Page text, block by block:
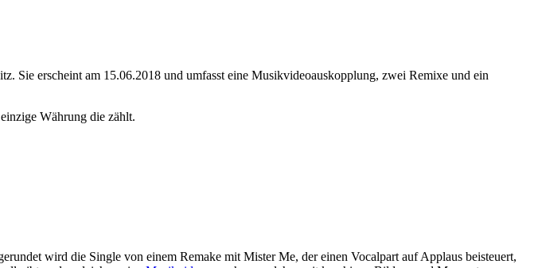
Sie erscheint am 15.06.2018 und umfasst eine Musikvideoauskopplung, zwei Remixe und ein
Währung die zählt.
wird die Single von einem Remake mit Mister Me, der einen Vocalpart auf Applaus beisteuert,